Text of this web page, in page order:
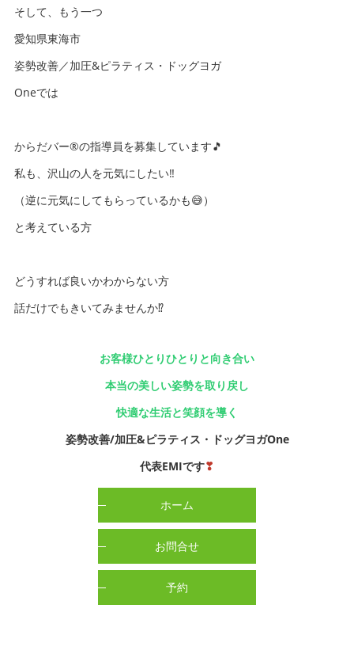
そして、もう一つ
愛知県東海市
姿勢改善／加圧&ピラティス・ドッグヨガ
Oneでは
からだバー®️の指導員を募集しています🎵
私も、沢山の人を元気にしたい‼️
（逆に元気にしてもらっているかも😅）
と考えている方
どうすれば良いかわからない方
話だけでもきいてみませんか⁉️
お客様ひとりひとりと向き合い
本当の美しい姿勢を取り戻し
快適な生活と笑顔を導く
姿勢改善/加圧&ピラティス・ドッグヨガOne
代表EMIです❣
ホーム
お問合せ
予約